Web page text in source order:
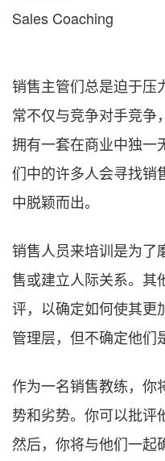
Sales Coaching
销售主管们总是迫于压
常不仅与竞争对手竞争
拥有一套在商业中独一
们中的许多人会寻找销
中脱颖而出。
销售人员来培训是为了
售或建立人际关系。其
评，以确定如何使其更
管理层，但不确定他们
作为一名销售教练，你
势和劣势。你可以批评
然后，你将与他们一起